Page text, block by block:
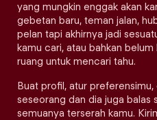
yang mungkin enggak akan
gebetan baru, teman jalan,
pelan tapi akhirnya jadi
kamu cari, atau bahkan
ruang untuk mencari tahu.
Buat profil, atur preferensimu,
seseorang dan dia juga balas
semuanya terserah kamu.